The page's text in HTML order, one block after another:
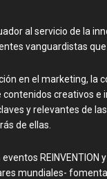
al servicio de la
vanguardistas que
en el marketing, la
contenidos creativos e
y relevantes de
de ellas.
REINVENTION
mundiales-